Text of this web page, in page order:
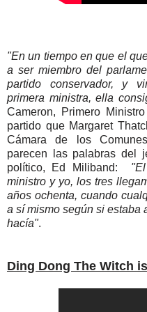
"En un tiempo en que el
a ser miembro del
partido conservador, y
primera ministra, ella
Cameron, Primero
partido que Margaret
Cámara de los
parecen las palabras del
político, Ed Miliband:
ministro y yo, los tres
años ochenta, cuando
a sí mismo según si estaba
hacía".
Ding Dong The Witch